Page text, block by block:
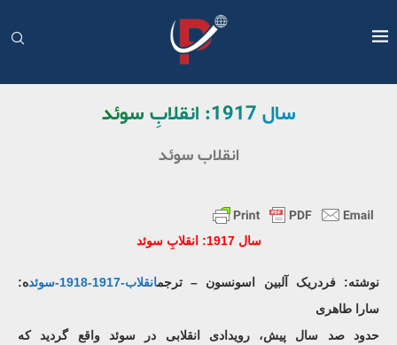
سال 1917: انقلابِ سوئد
انقلاب سوئد
سال 1917: انقلابِ سوئد
نوشته: فردریک آلبین اسونسون – ترجمانقلاب-1917-1918-سوئد
ه:
سارا طاهری
حدود صد سال پیش، رویدادی انقلابی در سوئد واقع گردید که